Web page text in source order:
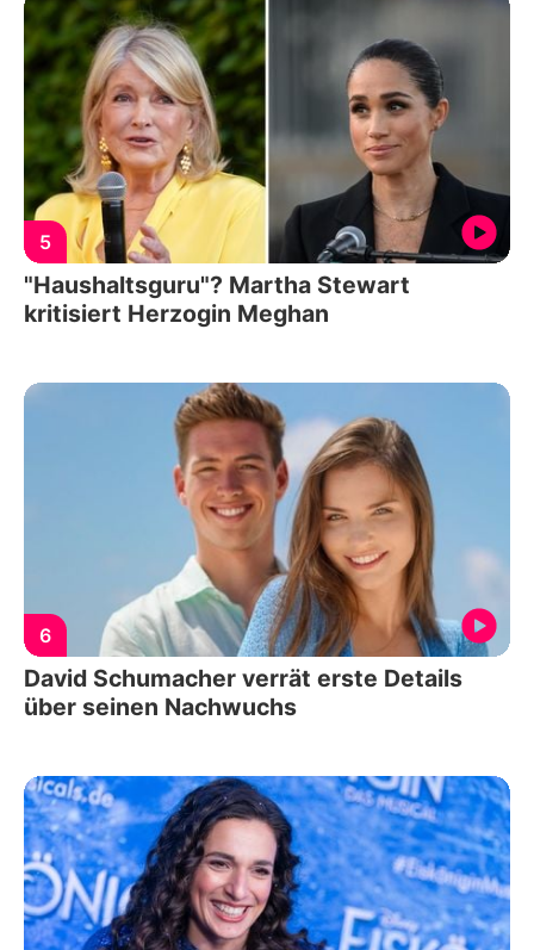
5
"Haushaltsguru"? Martha Stewart
kritisiert Herzogin Meghan
6
David Schumacher verrät erste Details
über seinen Nachwuchs